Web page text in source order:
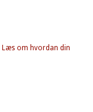
Læs om hvordan din